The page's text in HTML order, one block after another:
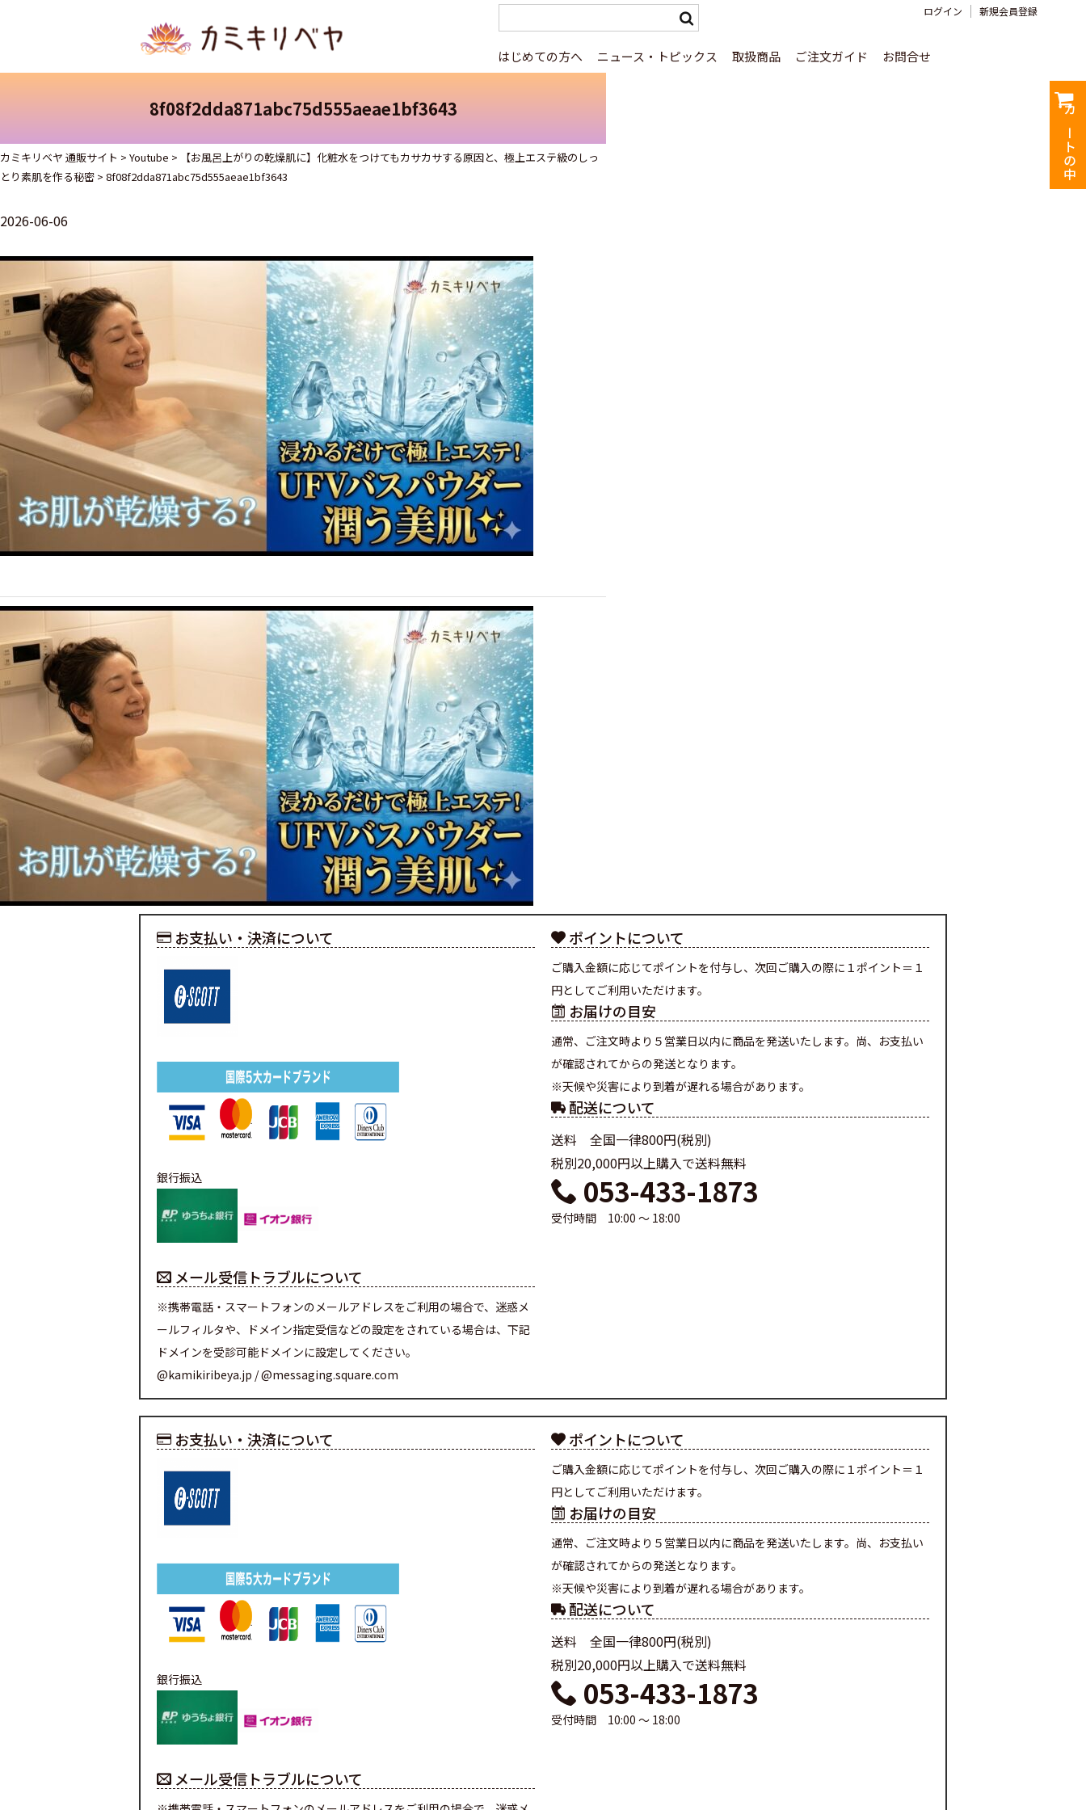
はじめての方へ ニュース・トピックス 取扱商品 ご注文ガイド お問合せ
ログイン 新規会員登録
カートの中
8f08f2dda871abc75d555aeae1bf3643
カミキリベヤ 通販サイト > Youtube >
【お風呂上がりの乾燥肌に】化粧水をつけてもカサカサする原因と、極上エステ級のしっ
とり素肌を作る秘密 > 8f08f2dda871abc75d555aeae1bf3643
2026-06-06
お支払い・決済について
銀行振込
メール受信トラブルについて
※携帯電話・スマートフォンのメールアドレスをご利用の場合で、迷惑メ
ールフィルタや、ドメイン指定受信などの設定をされている場合は、下記
ドメインを受診可能ドメインに設定してください。
@kamikiribeya.jp / @messaging.square.com
ポイントについて
ご購入金額に応じてポイントを付与し、次回ご購入の際に１ポイント＝１
円としてご利用いただけます。
お届けの目安
通常、ご注文時より５営業日以内に商品を発送いたします。尚、お支払い
が確認されてからの発送となります。
※天候や災害により到着が遅れる場合があります。
配送について
送料 全国一律800円(税別)
税別20,000円以上購入で送料無料
053-433-1873
受付時間 10:00 ～ 18:00
お支払い・決済について
銀行振込
メール受信トラブルについて
ポイントについて
ご購入金額に応じてポイントを付与し、次回ご購入の際に１ポイント＝１
円としてご利用いただけます。
お届けの目安
通常、ご注文時より５営業日以内に商品を発送いたします。尚、お支払い
が確認されてからの発送となります。
※天候や災害により到着が遅れる場合があります。
配送について
送料 全国一律800円(税別)
税別20,000円以上購入で送料無料
053-433-1873
受付時間 10:00 ～ 18:00